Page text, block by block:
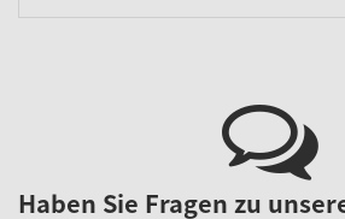
Haben Sie Fragen zu